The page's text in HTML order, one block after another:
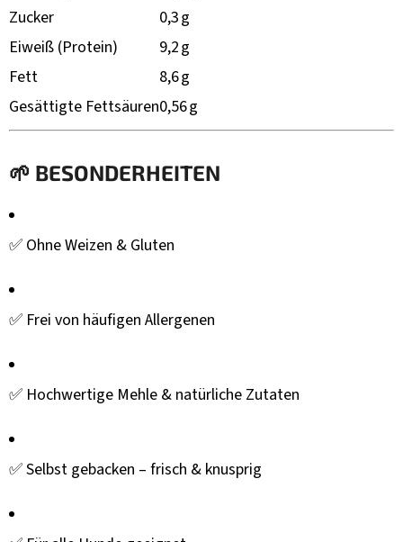
Zucker
0,3 g
Eiweiß (Protein)
9,2 g
Fett
8,6 g
Gesättigte Fettsäuren0,56 g
🌱 BESONDERHEITEN
✅ Ohne Weizen & Gluten
✅ Frei von häufigen Allergenen
✅ Hochwertige Mehle & natürliche Zutaten
✅ Selbst gebacken – frisch & knusprig